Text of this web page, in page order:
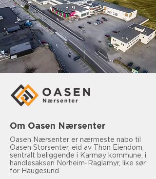
Om Oasen Nærsenter
Oasen Nærsenter er nærmeste nabo til
Oasen Storsenter, eid av Thon Eiendom,
sentralt beliggende i Karmøy kommune, i
handlesaksen Norheim-Raglamyr, like sør
for Haugesund.